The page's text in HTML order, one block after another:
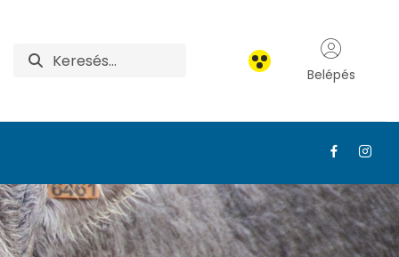
Belépés